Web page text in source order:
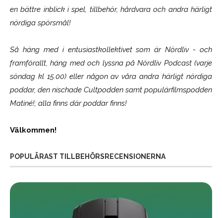
en bättre inblick i spel, tillbehör, hårdvara och andra härligt
nördiga spörsmål!
Så häng med i entusiastkollektivet som ärNördliv- och
framförallt, häng med och lyssna på Nördliv Podcast (varje
söndag kl 15.00) eller någon av våra andra härligt nördiga
poddar, den nischade Cultpodden samt populärfilmspodden
Matiné!; alla finns där poddar finns!
Välkommen!
POPULÄRAST TILLBEHÖRSRECENSIONERNA